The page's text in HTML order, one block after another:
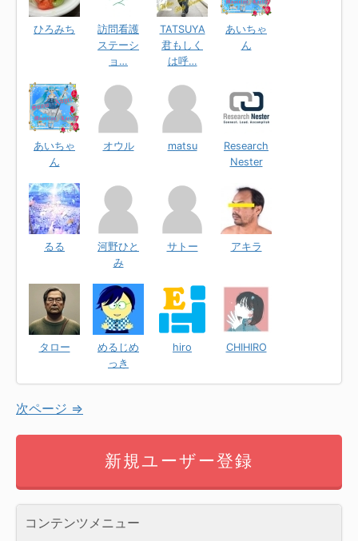
ひろみち
訪問看護
ステーシ
ョ…
TATSUYA
君もしく
は呼…
あいちゃ
ん
あいちゃ
ん
オウル matsu
Research
Nester
るる
河野ひと
み
サトー アキラ
タロー
めるじめ
っき
hiro CHIHIRO
次ページ ⇒
新規ユーザー登録
コンテンツメニュー